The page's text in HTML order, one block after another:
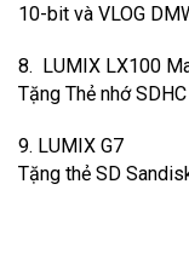
10-bit và VLOG
8. LUMIX LX100
Tặng Thẻ nhớ
9. LUMIX G7
Tặng thẻ SD